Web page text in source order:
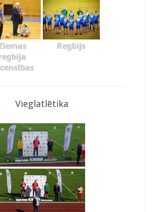
Regbijs
Vieglatlētika